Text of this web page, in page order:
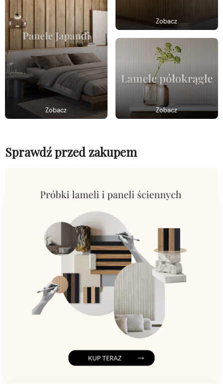
Zobacz
Zobacz
Zobacz
Sprawdź przed zakupem